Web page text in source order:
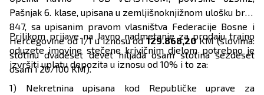
Pašnjak 6. klase, upisana u zemljišnoknjižnom ulošku broj:
847, sa upisanim pravom vlasništva Federacije Bosne i
Hercegovine od 1/1 u iznosu od129.868,20KM (slovima:
stotinu dvadeset devet hiljada osam stotina šezdeset
osam i 20/100 KM).
Prilikom prijave na Javno nadmetanje za prodaju trajno
oduzete imovine stečene krivičnim djelom potrebno je
izvršiti uplatu depozita u iznosu od 10% i to za:
1) Nekretnina upisana kod Republičke uprave za